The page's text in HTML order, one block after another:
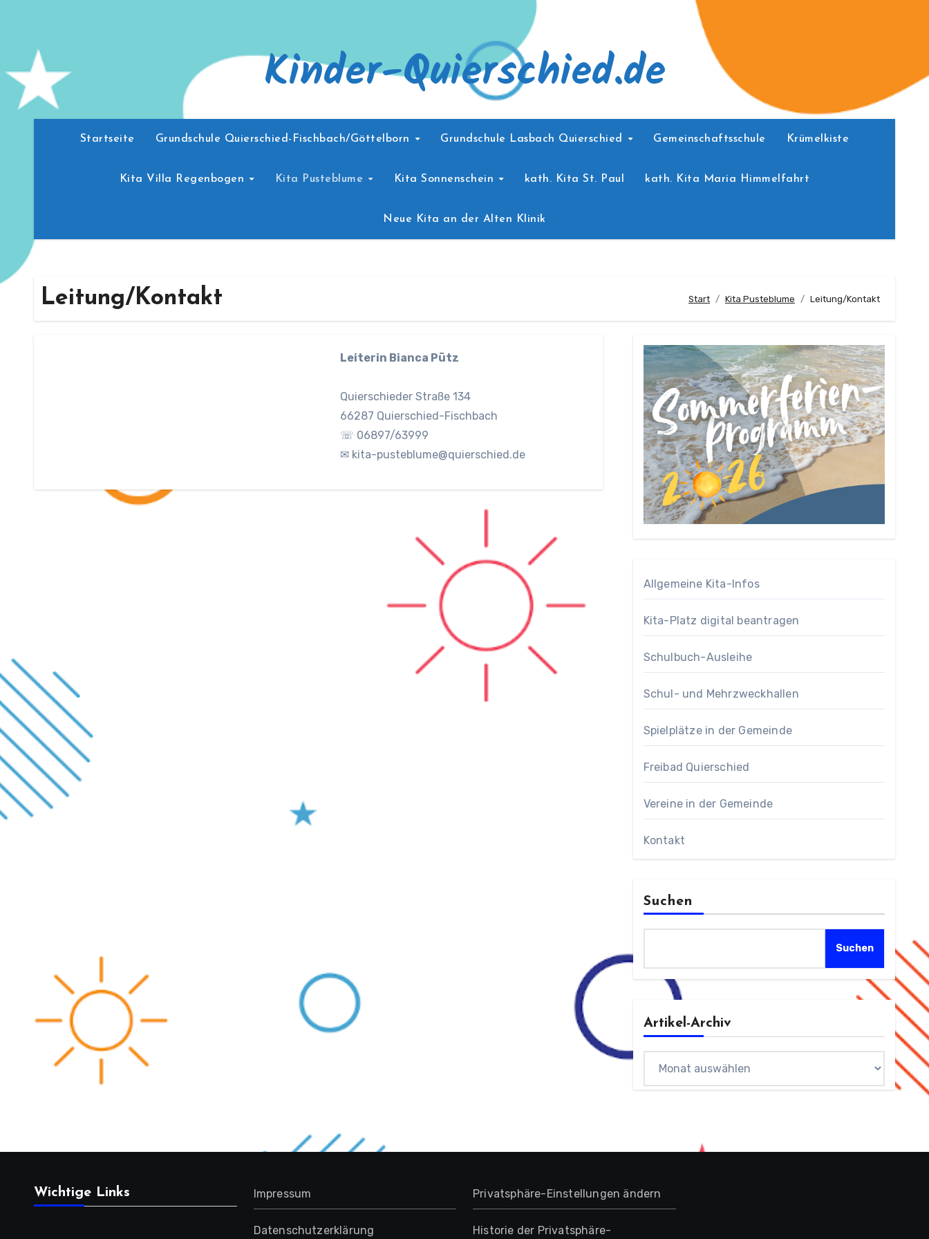
springen
Kinder-Quierschied.de
Startseite Grundschule Quierschied-Fischbach/Göttelborn Grundschule Lasbach Quierschied Gemeinschaftsschule Krümelkiste
Kita Villa Regenbogen Kita Pusteblume Kita Sonnenschein kath. Kita St. Paul kath. Kita Maria Himmelfahrt
Neue Kita an der Alten Klinik
Leitung/Kontakt Start Kita Pusteblume Leitung/Kontakt
Leiterin Bianca Pütz
Quierschieder Straße 134
66287 Quierschied-Fischbach
☏ 06897/63999
✉ kita-pusteblume@quierschied.de
Allgemeine Kita-Infos
Kita-Platz digital beantragen
Schulbuch-Ausleihe
Schul- und Mehrzweckhallen
Spielplätze in der Gemeinde
Freibad Quierschied
Vereine in der Gemeinde
Kontakt
Suchen
Suchen
Artikel-Archiv
Wichtige Links Impressum
Datenschutzerklärung
Privatsphäre-Einstellungen ändern
Historie der Privatsphäre-